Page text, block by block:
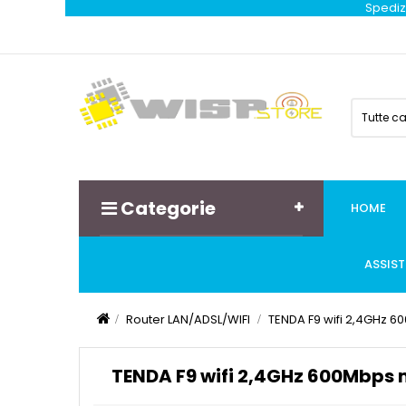
Tutte
Categorie HOME
Router LAN/ADSL/WIFI TENDA F9 wifi 2,4GHz
TENDA F9 wifi 2,4GHz